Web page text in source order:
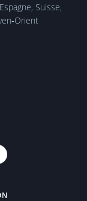
Espagne, Suisse,